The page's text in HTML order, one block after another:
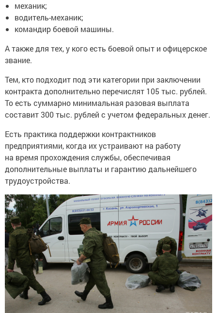
механик;
водитель-механик;
командир боевой машины.
А также для тех, у кого есть боевой опыт и офицерское
звание.
Тем, кто подходит под эти категории при заключении
контракта дополнительно перечислят 105 тыс. рублей.
То есть суммарно минимальная разовая выплата
составит 300 тыс. рублей с учетом федеральных денег.
Есть практика поддержки контрактников
предприятиями, когда их устраивают на работу
на время прохождения службы, обеспечивая
дополнительные выплаты и гарантию дальнейшего
трудоустройства.